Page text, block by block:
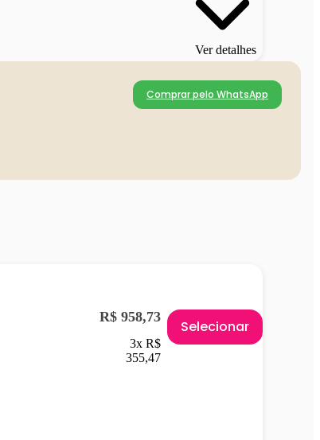
Ver detalhes
Comprar pelo WhatsApp
R$ 958,73
3x R$
355,47
Selecionar